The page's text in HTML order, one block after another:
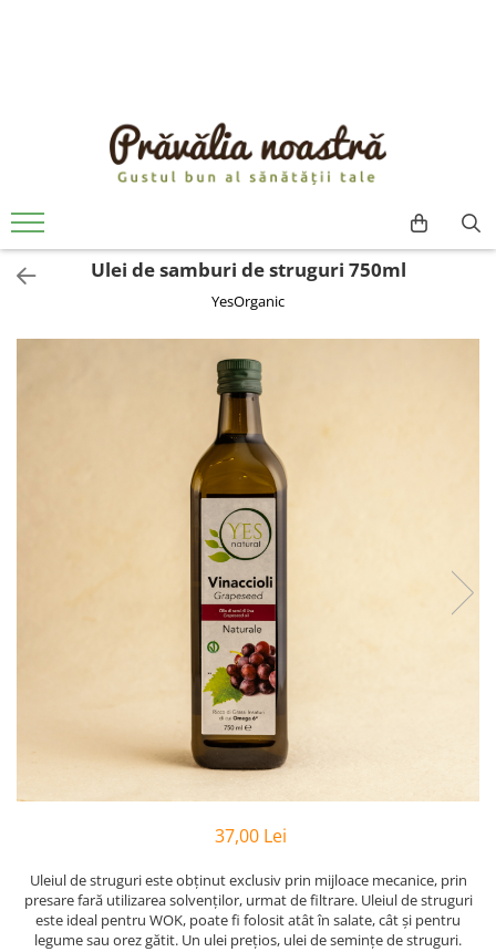
ULEIURI ȘI UNTURI
MĂSLINE
NUCI ȘI SEMINȚE
FRUCTE DESHIDRATATE
ÎNDULCITORI NATURALI / MIERE
BĂUTURI / LAPTE VEGETAL
CREME ȘI PASTE TARTINABILE
PRODUSE ECO / ORGANICE
PRODUSE ROMÂNEȘTI
REMEDII NATURISTE
TOATE PRODUSELE
Ulei de samburi de struguri 750ml
YesOrganic
37,00 Lei
Uleiul de struguri este obținut exclusiv prin mijloace mecanice, prin
presare fară utilizarea solvenților, urmat de filtrare. Uleiul de struguri
este ideal pentru WOK, poate fi folosit atât în salate, cât și pentru
legume sau orez gătit. Un ulei prețios, ulei de semințe de struguri.